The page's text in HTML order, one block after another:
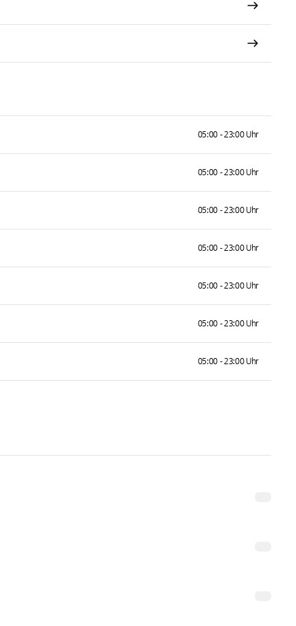
05:00 - 23:00 Uhr
05:00 - 23:00 Uhr
05:00 - 23:00 Uhr
05:00 - 23:00 Uhr
05:00 - 23:00 Uhr
05:00 - 23:00 Uhr
05:00 - 23:00 Uhr